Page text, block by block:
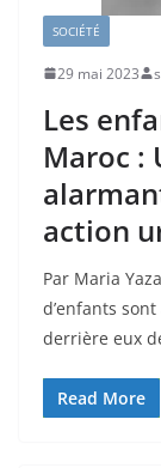
SOCIÉTÉ
29 mai 2023
Les
Maroc :
action
Par Maria
d’enfants
derrière eux
Read More